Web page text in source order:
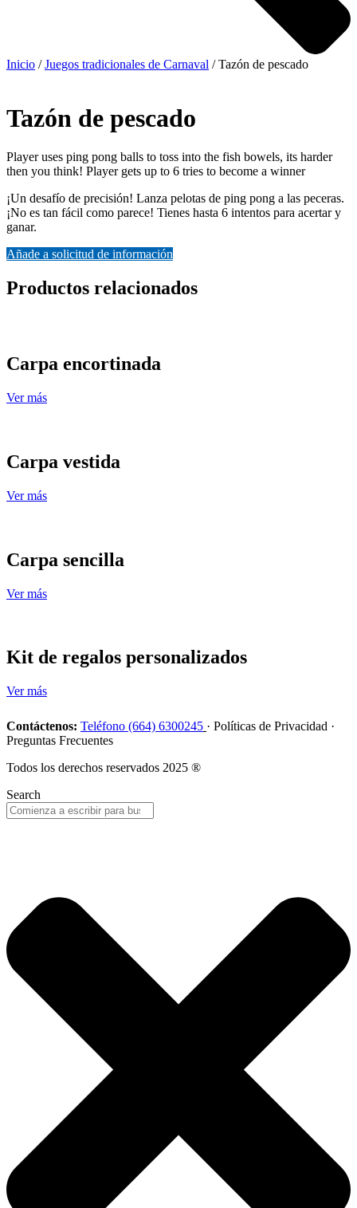
Inicio /Juegos tradicionales de Carnaval / Tazón de pescado
Tazón de pescado
Player uses ping pong balls to toss into the fish bowels, its harder
then you think! Player gets up to 6 tries to become a winner
¡Un desafío de precisión! Lanza pelotas de ping pong a las peceras.
¡No es tan fácil como parece! Tienes hasta 6 intentos para acertar y
ganar.
Añade a solicitud de información
Productos relacionados
Carpa encortinada
Ver más
Carpa vestida
Ver más
Carpa sencilla
Ver más
Kit de regalos personalizados
Ver más
Contáctenos: Teléfono (664) 6300245 · Políticas de Privacidad ·
Preguntas Frecuentes
Todos los derechos reservados 2025 ®
Search